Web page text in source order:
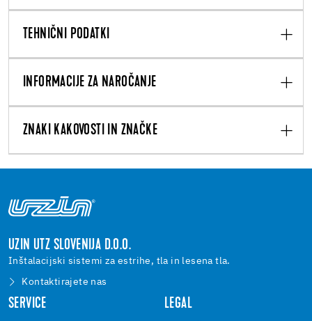
TEHNIČNI PODATKI
INFORMACIJE ZA NAROČANJE
ZNAKI KAKOVOSTI IN ZNAČKE
UZIN UTZ SLOVENIJA D.O.O.
Inštalacijski sistemi za estrihe, tla in lesena tla.
Kontaktirajete nas
SERVICE LEGAL